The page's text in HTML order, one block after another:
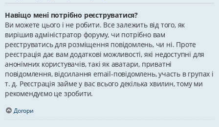
Навіщо мені потрібно реєструватися?
Ви можете цього і не робити. Все залежить від того, як
вирішив адміністратор форуму, чи потрібно вам
реєструватись для розміщення повідомлень, чи ні. Проте
реєстрація дає вам додаткові можливості, які недоступні для
анонімних користувачів, такі як аватари, приватні
повідомлення, відсилання email-повідомлень, участь в групах і
т. д. Реєстрація займе у вас всього декілька хвилин, тому ми
рекомендуємо це зробити.
Догори